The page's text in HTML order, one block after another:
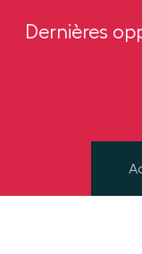
Dernières